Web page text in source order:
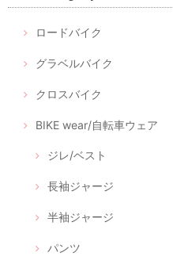
ロードバイク
グラベルバイク
クロスバイク
BIKE wear/自転車ウェア
ジレ/ベスト
長袖ジャージ
半袖ジャージ
パンツ